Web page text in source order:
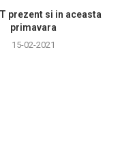
prezent si in aceasta
primavara
15-02-2021